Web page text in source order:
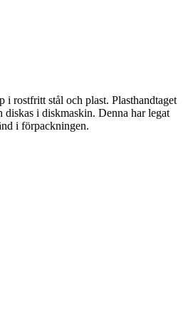
i rostfritt stål och plast. Plasthandtaget
diskas i diskmaskin. Denna har legat
i förpackningen.